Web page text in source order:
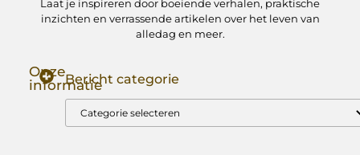
Laat je inspireren door boeiende verhalen, praktische
inzichten en verrassende artikelen over het leven van
alledag en meer.
Onze
informatieBericht categorie